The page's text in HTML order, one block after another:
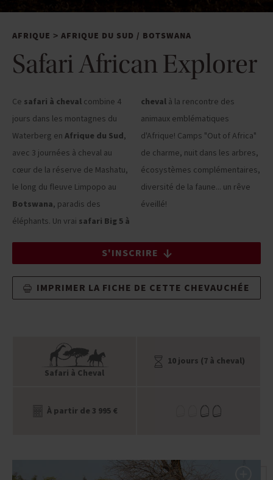
AFRIQUE > AFRIQUE DU SUD / BOTSWANA
Safari African Explorer
Ce safari à cheval combine 4
jours dans les montagnes du
Waterberg en Afrique du Sud,
avec 3 journées à cheval au
cœur de la réserve de Mashatu,
le long du fleuve Limpopo au
Botswana, paradis des
éléphants. Un vrai safari Big 5 à
cheval à la rencontre des
animaux emblématiques
d'Afrique! Camps "Out of Africa"
de charme, nuit dans les arbres,
écosystèmes complémentaires,
diversité de la faune... un rêve
éveillé!
S'INSCRIRE
IMPRIMER LA FICHE DE CETTE CHEVAUCHÉE
Safari à Cheval
10 jours (7 à cheval)
À partir de 3 995 €